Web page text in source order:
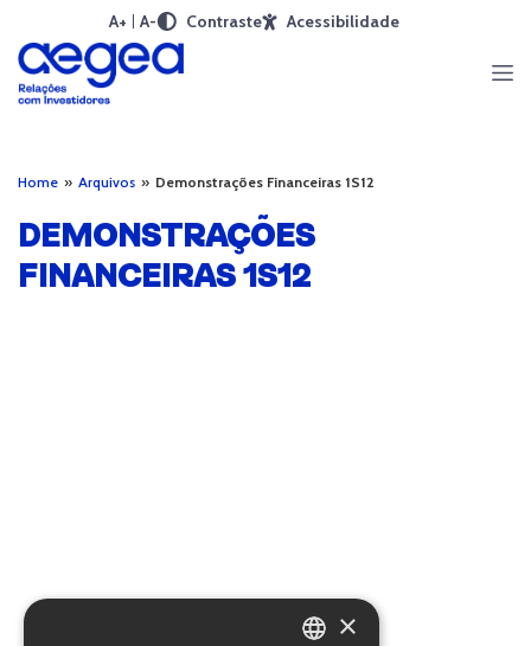
A+ A- Contraste Acessibilidade
Home » Arquivos » Demonstrações Financeiras 1S12
DEMONSTRAÇÕES
FINANCEIRAS 1S12
×